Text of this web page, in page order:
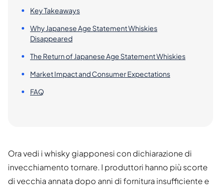
Key Takeaways
Why Japanese Age Statement Whiskies
Disappeared
The Return of Japanese Age Statement Whiskies
Market Impact and Consumer Expectations
FAQ
Ora vedi i whisky giapponesi con dichiarazione di
invecchiamento tornare. I produttori hanno più scorte
di vecchia annata dopo anni di fornitura insufficiente e